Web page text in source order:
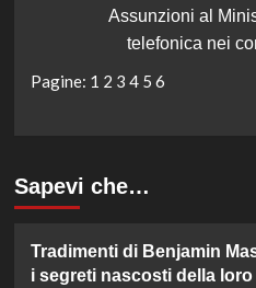
Assunzioni al
telefonica nei
Pagine: 1 2 3 4 5 6
Sapevi che…
Tradimenti di Benjamin
i segreti nascosti della loro